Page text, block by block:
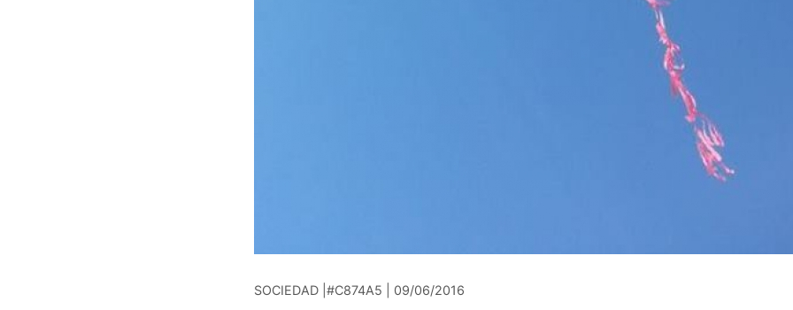
SOCIEDAD |#C874A5 | 09/06/2016